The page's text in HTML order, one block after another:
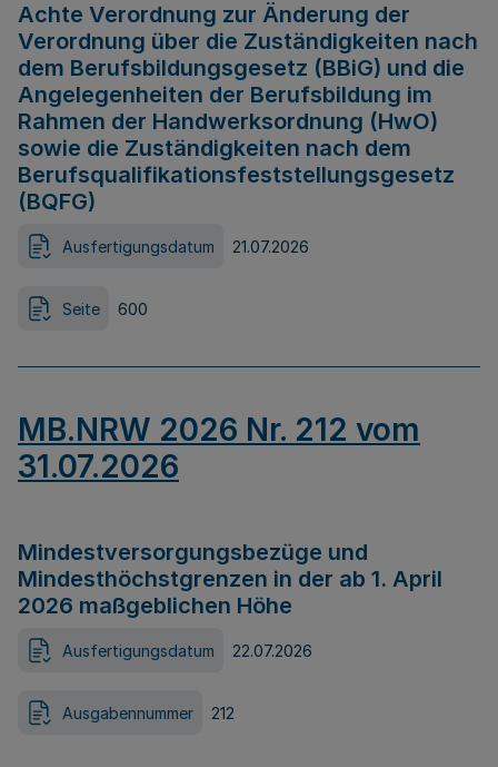
Achte Verordnung zur Änderung der
Verordnung über die Zuständigkeiten nach
dem Berufsbildungsgesetz (BBiG) und die
Angelegenheiten der Berufsbildung im
Rahmen der Handwerksordnung (HwO)
sowie die Zuständigkeiten nach dem
Berufsqualifikationsfeststellungsgesetz
(BQFG)
Ausfertigungsdatum 21.07.2026
Seite 600
MB.NRW 2026 Nr. 212 vom
31.07.2026
Mindestversorgungsbezüge und
Mindesthöchstgrenzen in der ab 1. April
2026 maßgeblichen Höhe
Ausfertigungsdatum 22.07.2026
Ausgabennummer 212